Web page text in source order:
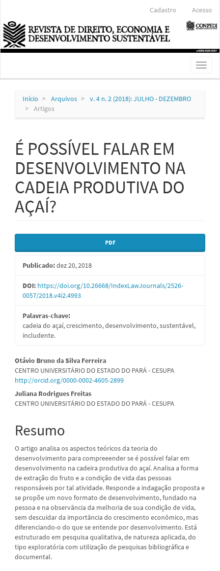
Conteúdo
principal
Barra
Lateral
Cadastro Acesso
Toggle
Início Arquivos
v. 4 n. 2 (2018): JULHO - DEZEMBRO
Artigos
É POSSÍVEL FALAR EM
DESENVOLVIMENTO NA
CADEIA PRODUTIVA DO
AÇAÍ?
Barra
lateral
de
artigos
PDF
Publicado:dez 20, 2018
DOI: https://doi.org/10.26668/IndexLawJournals/2526-
0057/2018.v4i2.4993
Palavras-chave:
cadeia do açaí, crescimento, desenvolvimento, sustentável,
includente.
Conteúdo
do
artigo
principal
Otávio Bruno da Silva Ferreira
CENTRO UNIVERSITÁRIO DO ESTADO DO PARÁ - CESUPA
http://orcid.org/0000-0002-4605-2899
Juliana Rodrigues Freitas
CENTRO UNIVERSITÁRIO DO ESTADO DO PARÁ - CESUPA
Resumo
O artigo analisa os aspectos teóricos da teoria do
desenvolvimento para compreeender se é possível falar em
desenvolvimento na cadeira produtiva do açaí. Analisa a forma
de extração do fruto e a condição de vida das pessoas
responsáveis por tal atividade. Responde a indagação proposta e
se propõe um novo formato de desenvolvimento, fundado na
pessoa e na observância da melhoria de sua condição de vida,
sem descuidar da importância do crescimento econômico, mas
diferenciando-o do que se entende por desenvolvimento. Está
estruturado em pesquisa qualitativa, de natureza aplicada, do
tipo exploratória com utilização de pesquisas bibliográfica e
documental.